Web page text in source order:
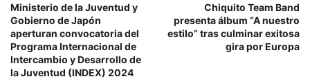
Ministerio de la Juventud y
Gobierno de Japón
aperturan convocatoria del
Programa Internacional de
Intercambio y Desarrollo de
la Juventud (INDEX) 2024
Chiquito Team Band
presenta álbum “A nuestro
estilo” tras culminar exitosa
gira por Europa